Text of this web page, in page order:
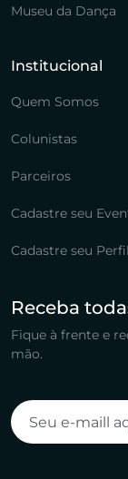
Museu da Dança
Institucional
Quem Somos
Colunistas
Parceiros
Cadastre seu
Cadastre seu Perfil
Receba
Fique à frente e
mão.